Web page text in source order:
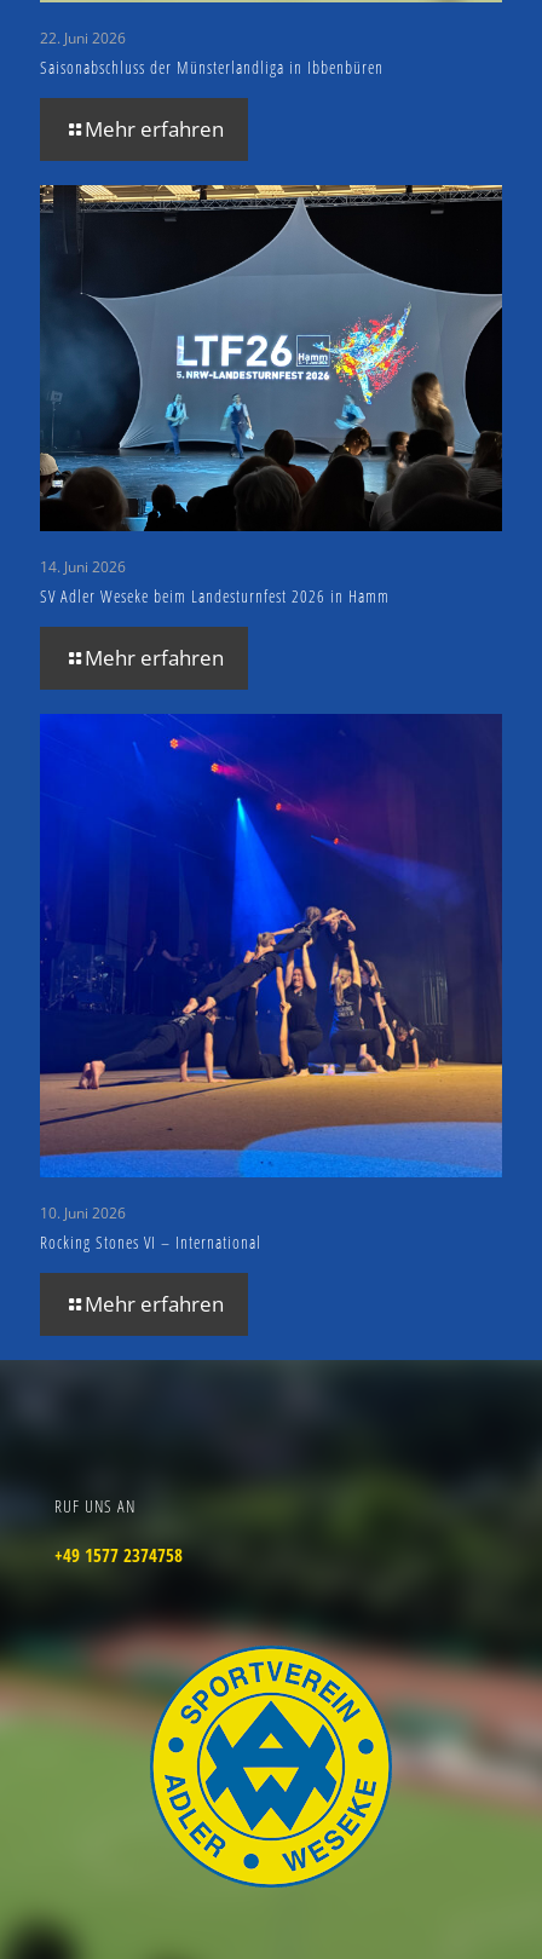
22. Juni 2026
Saisonabschluss der Münsterlandliga in Ibbenbüren
Mehr erfahren
14. Juni 2026
SV Adler Weseke beim Landesturnfest 2026 in Hamm
Mehr erfahren
10. Juni 2026
Rocking Stones VI – International
Mehr erfahren
RUF UNS AN
+49 1577 2374758